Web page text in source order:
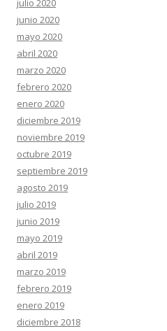
julio 2020
junio 2020
mayo 2020
abril 2020
marzo 2020
febrero 2020
enero 2020
diciembre 2019
noviembre 2019
octubre 2019
septiembre 2019
agosto 2019
julio 2019
junio 2019
mayo 2019
abril 2019
marzo 2019
febrero 2019
enero 2019
diciembre 2018